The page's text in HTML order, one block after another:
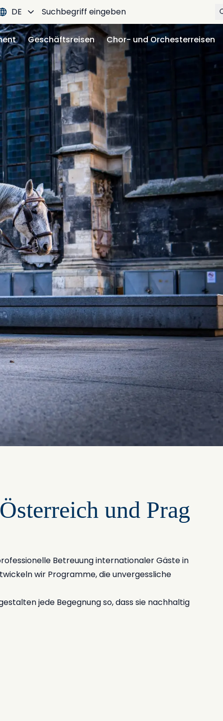
DE
Geschäftsreisen Chor- und Orchesterreisen
und Prag
Betreuung internationaler Gäste in
wir Programme, die unvergessliche
jede Begegnung so, dass sie nachhaltig